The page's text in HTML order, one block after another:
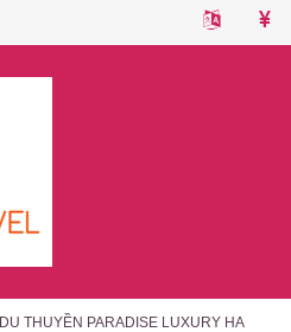
DU THUYỀN PARADISE LUXURY HA